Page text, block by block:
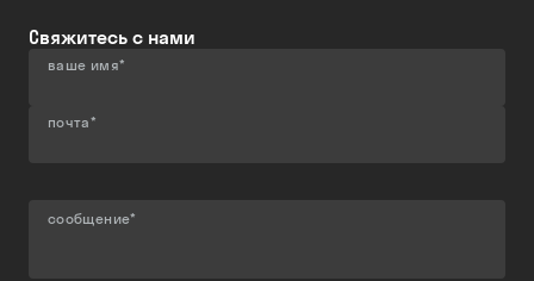
Свяжитесь с нами
ваше имя*
почта*
сообщение*